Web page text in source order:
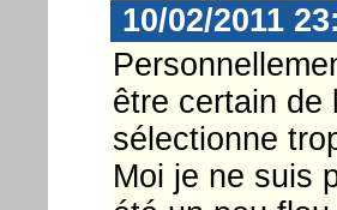
10/02/2011
être certain de
sélectionne
Moi je ne suis